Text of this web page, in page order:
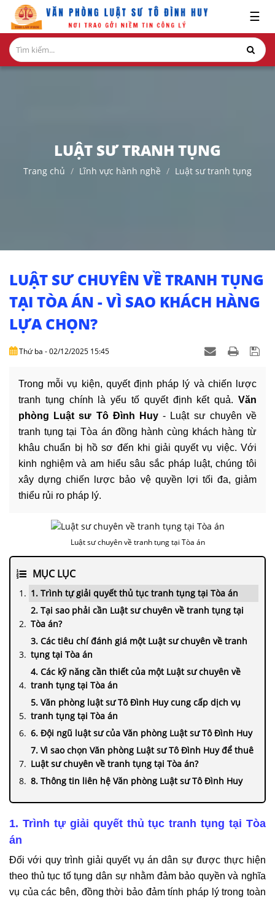
GIỚI
THIỆU
CỨU-
DỊCH
VĂN
BẢN
TỤC
LIÊN
HỆ
☰
LUẬT SƯ TRANH TỤNG
Trang chủ Lĩnh vực hành nghề Luật sư tranh tụng
LUẬT SƯ CHUYÊN VỀ TRANH TỤNG
TẠI TÒA ÁN - VÌ SAO KHÁCH HÀNG
LỰA CHỌN?
Thứ ba - 02/12/2025 15:45
Trong mỗi vụ kiện, quyết định pháp lý và chiến lược
tranh tụng chính là yếu tố quyết định kết quả. Văn
phòng Luật sư Tô Đình Huy - Luật sư chuyên về
tranh tụng tại Tòa án đồng hành cùng khách hàng từ
khâu chuẩn bị hồ sơ đến khi giải quyết vụ việc. Với
kinh nghiệm và am hiểu sâu sắc pháp luật, chúng tôi
xây dựng chiến lược bảo vệ quyền lợi tối đa, giảm
thiểu rủi ro pháp lý.
Luật sư chuyên về tranh tụng tại Tòa án
MỤC LỤC
1. Trình tự giải quyết thủ tục tranh tụng tại Tòa án
2. Tại sao phải cần Luật sư chuyên về tranh tụng tại
Tòa án?
3. Các tiêu chí đánh giá một Luật sư chuyên về tranh
tụng tại Tòa án
4. Các kỹ năng cần thiết của một Luật sư chuyên về
tranh tụng tại Tòa án
5. Văn phòng luật sư Tô Đình Huy cung cấp dịch vụ
tranh tụng tại Tòa án
6. Đội ngũ luật sư của Văn phòng Luật sư Tô Đình Huy
7. Vì sao chọn Văn phòng Luật sư Tô Đình Huy để thuê
Luật sư chuyên về tranh tụng tại Tòa án?
8. Thông tin liên hệ Văn phòng Luật sư Tô Đình Huy
1. Trình tự giải quyết thủ tục tranh tụng tại Tòa
án
Đối với quy trình giải quyết vụ án dân sự được thực hiện
theo thủ tục tố tụng dân sự nhằm đảm bảo quyền và nghĩa
vụ của các bên, đồng thời bảo đảm tính pháp lý trong toàn